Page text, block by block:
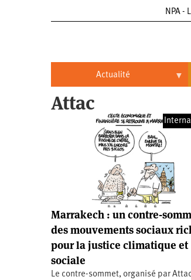
NPA -
Actualité
Actualité
Politique
Entreprises
Entreprises
Automobile
Commerce
Hôpitaux
Oppressions
Oppressions
Féminisme
LGBTI
Économie
Éducation
Santé
Attac
Marrakech : un contre-
des mouvements sociaux
pour la justice climatique et
sociale
Le contre-sommet, organisé par Attac